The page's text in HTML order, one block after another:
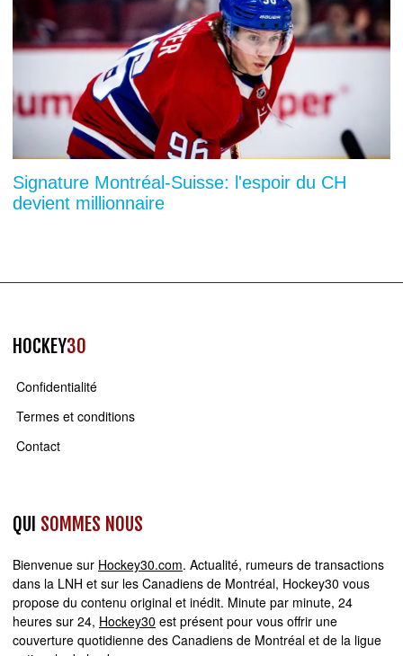
Signature Montréal-Suisse: l'espoir du CH
devient millionnaire
HOCKEY30
Confidentialité
Termes et conditions
Contact
QUI SOMMES NOUS
Bienvenue sur Hockey30.com. Actualité, rumeurs de transactions
dans la LNH et sur les Canadiens de Montréal, Hockey30 vous
propose du contenu original et inédit. Minute par minute, 24
heures sur 24, Hockey30 est présent pour vous offrir une
couverture quotidienne des Canadiens de Montréal et de la ligue